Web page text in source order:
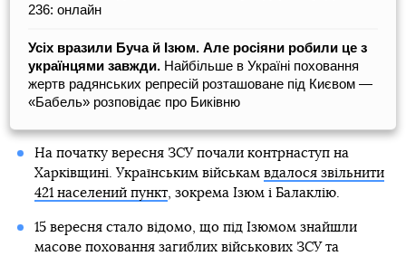
236: онлайн
Усіх вразили Буча й Ізюм. Але росіяни робили це з
українцями завжди. Найбільше в Україні поховання
жертв радянських репресій розташоване під Києвом ―
«Бабель» розповідає про Биківню
На початку вересня ЗСУ почали контрнаступ на
Харківщині. Українським військам вдалося звільнити
421 населений пункт, зокрема Ізюм і Балаклію.
15 вересня стало відомо, що під Ізюмом знайшли
масове поховання загиблих військових ЗСУ та